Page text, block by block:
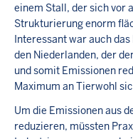
einem Stall, der sich vor
Strukturierung enorm
Interessant war auch
den Niederlanden, der
und somit Emissionen
Maximum an Tierwohl
Um die Emissionen aus
reduzieren, müssten